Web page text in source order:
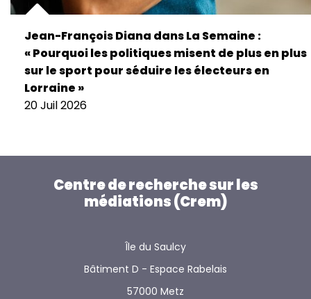
Jean-François Diana dans La Semaine :
« Pourquoi les politiques misent de plus en plus
sur le sport pour séduire les électeurs en
Lorraine »
20 Juil 2026
Centre de recherche sur les
médiations (Crem)
Île du Saulcy
Bâtiment D - Espace Rabelais
57000 Metz